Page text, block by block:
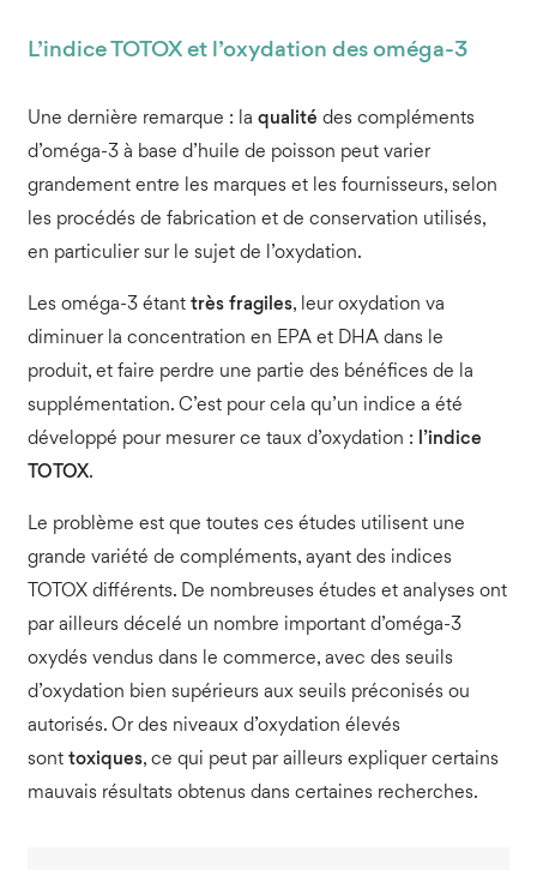
L’indice TOTOX et l’oxydation des oméga-3
Une dernière remarque : la qualité des compléments
d’oméga-3 à base d’huile de poisson peut varier
grandement entre les marques et les fournisseurs, selon
les procédés de fabrication et de conservation utilisés,
en particulier sur le sujet de l’oxydation.
Les oméga-3 étant très fragiles, leur oxydation va
diminuer la concentration en EPA et DHA dans le
produit, et faire perdre une partie des bénéfices de la
supplémentation. C’est pour cela qu’un indice a été
développé pour mesurer ce taux d’oxydation : l’indice
TOTOX.
Le problème est que toutes ces études utilisent une
grande variété de compléments, ayant des indices
TOTOX différents. De nombreuses études et analyses ont
par ailleurs décelé un nombre important d’oméga-3
oxydés vendus dans le commerce, avec des seuils
d’oxydation bien supérieurs aux seuils préconisés ou
autorisés. Or des niveaux d’oxydation élevés
sont toxiques, ce qui peut par ailleurs expliquer certains
mauvais résultats obtenus dans certaines recherches.